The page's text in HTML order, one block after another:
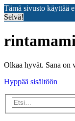
Tämä sivusto käyttää
Selvä!
Olkaa hyvät. Sana on
Hyppää sisältöön